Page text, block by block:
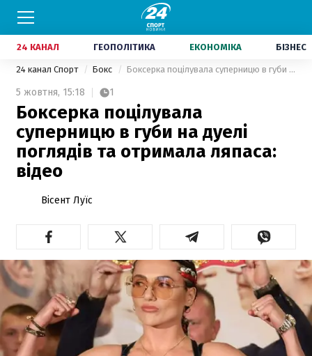
24 КАНАЛ ГЕОПОЛІТИКА ЕКОНОМІКА БІЗНЕС
24 канал Спорт Бокс Боксерка поцілувала суперницю в губи на дуелі поглядів та отримала ляпаса: відео
5 жовтня, 15:18 1
Боксерка поцілувала
суперницю в губи на дуелі
поглядів та отримала ляпаса:
відео
Вісент Луїс